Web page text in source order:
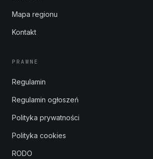
Mapa regionu
Kontakt
PRAWNE
Regulamin
Regulamin ogłoszeń
Polityka prywatności
Polityka cookies
RODO